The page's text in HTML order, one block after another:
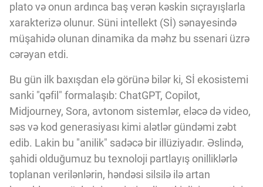
MƏXFİLİK SİYASƏTİ
Haqqımızda
Vizyoner Baxışı
Innovasiya Bələdçisi
Gələcəyin Təhlili
plato və onun ardınca baş verən kəskin sıçrayışlarla
xarakterizə olunur. Süni intellekt (Sİ) sənayesində
müşahidə olunan dinamika da məhz bu ssenari üzrə
cərəyan etdi.
Bu gün ilk baxışdan elə görünə bilər ki, Sİ ekosistemi
sanki "qəfil" formalaşıb: ChatGPT, Copilot,
Midjourney, Sora, avtonom sistemlər, eləcə də video,
səs və kod generasiyası kimi alətlər gündəmi zəbt
edib. Lakin bu "anilik" sadəcə bir illüziyadır. Əslində,
şahidi olduğumuz bu texnoloji partlayış onilliklərlə
toplanan verilənlərin, həndəsi silsilə ilə artan